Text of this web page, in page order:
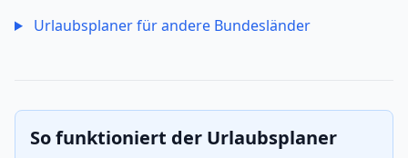
Urlaubsplaner für andere Bundesländer
So funktioniert der Urlaubsplaner